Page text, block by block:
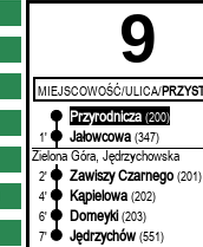
9
MIEJSCOWOŚĆ/ULICA/
Przyrodnicza (200)
1'
Jałowcowa (347)
Zielona Góra, Jędrzychowska
2' Zawiszy Czarnego (201)
4'
Kąpielowa (202)
6'
Domeyki (203)
7'
Jędrzychów (551)